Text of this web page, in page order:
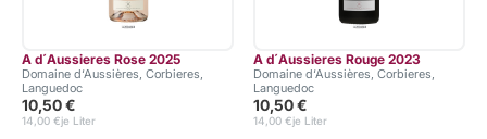
A d´Aussieres Rose 2025
Domaine d‘Aussières, Corbieres,
Languedoc
10,50 €
je Liter
14,00 €
A d´Aussieres Rouge 2023
Domaine d‘Aussières, Corbieres,
Languedoc
10,50 €
je Liter
14,00 €